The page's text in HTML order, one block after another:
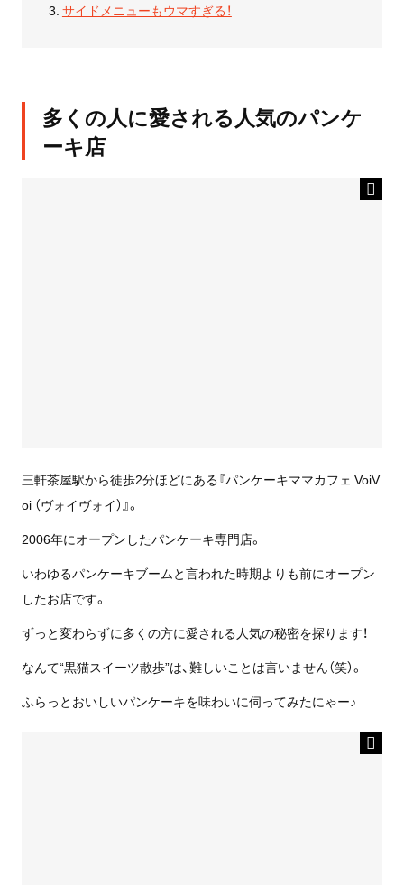
サイドメニューもウマすぎる！
多くの人に愛される人気のパンケ
ーキ店
三軒茶屋駅から徒歩2分ほどにある『パンケーキママカフェ VoiV
oi （ヴォイヴォイ）』。
2006年にオープンしたパンケーキ専門店。
いわゆるパンケーキブームと言われた時期よりも前にオープン
したお店です。
ずっと変わらずに多くの方に愛される人気の秘密を探ります！
なんて“黒猫スイーツ散歩”は、難しいことは言いません（笑）。
ふらっとおいしいパンケーキを味わいに伺ってみたにゃー♪